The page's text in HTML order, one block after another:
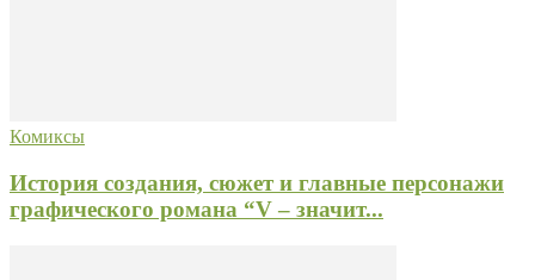
Комиксы
История создания, сюжет и главные персонажи
графического романа “V – значит...